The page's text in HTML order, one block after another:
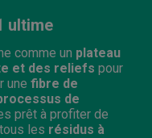
ultime
comme un plateau
et des reliefs pour
une fibre de
de
prêt à profiter de
les résidus à